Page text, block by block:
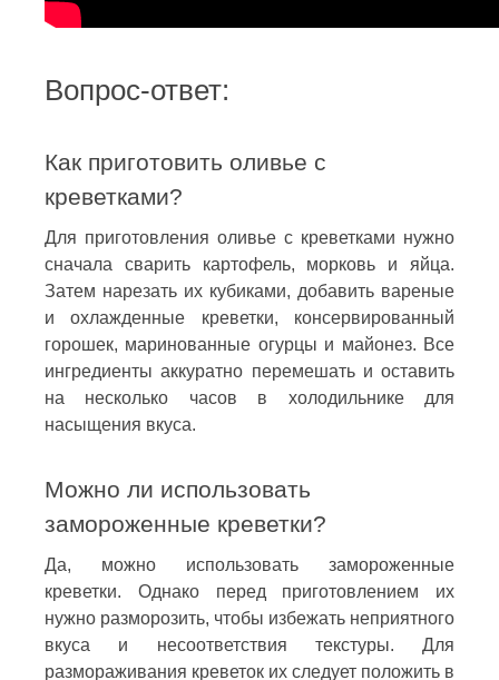
Вопрос-ответ:
Как приготовить оливье с
креветками?
Для приготовления оливье с креветками нужно
сначала сварить картофель, морковь и яйца.
Затем нарезать их кубиками, добавить вареные
и охлажденные креветки, консервированный
горошек, маринованные огурцы и майонез. Все
ингредиенты аккуратно перемешать и оставить
на несколько часов в холодильнике для
насыщения вкуса.
Можно ли использовать
замороженные креветки?
Да, можно использовать замороженные
креветки. Однако перед приготовлением их
нужно разморозить, чтобы избежать неприятного
вкуса и несоответствия текстуры. Для
размораживания креветок их следует положить в